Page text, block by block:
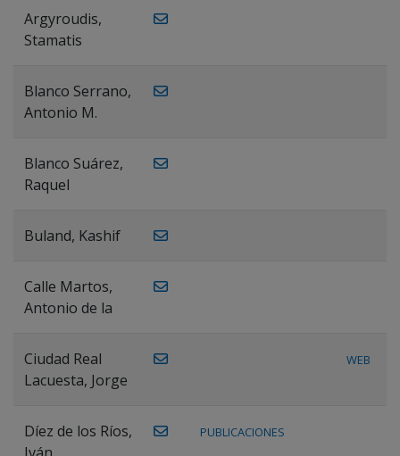
Argyroudis,
Stamatis
Blanco Serrano,
Antonio M.
Blanco Suárez,
Raquel
Buland, Kashif
Calle Martos,
Antonio de la
Ciudad Real
Lacuesta, Jorge
WEB
Díez de los Ríos,
PUBLICACIONES